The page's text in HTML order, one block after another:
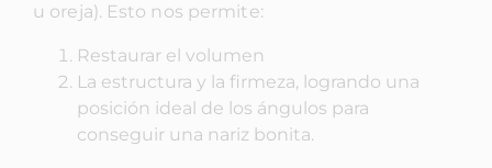
u oreja). Esto nos permite:
Restaurar el volumen
La estructura y la firmeza, logrando una
posición ideal de los ángulos para
conseguir una nariz bonita.